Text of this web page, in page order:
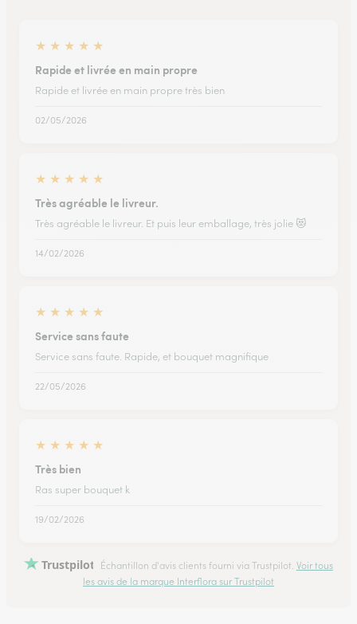
★ ★ ★ ★ ★
Rapide et livrée en main propre
Rapide et livrée en main propre très bien
02/05/2026
★ ★ ★ ★ ★
Très agréable le livreur.
Très agréable le livreur. Et puis leur emballage, très jolie 😻
14/02/2026
★ ★ ★ ★ ★
Service sans faute
Service sans faute. Rapide, et bouquet magnifique
22/05/2026
★ ★ ★ ★ ★
Très bien
Ras super bouquet k
19/02/2026
Trustpilot Échantillon d'avis clients fourni via Trustpilot. Voir tous
les avis de la marque Interflora sur Trustpilot